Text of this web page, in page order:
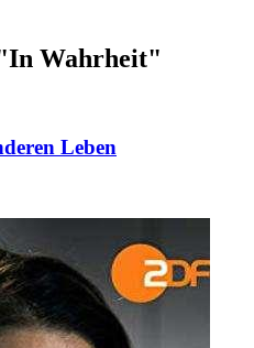
Wahrheit"
Leben